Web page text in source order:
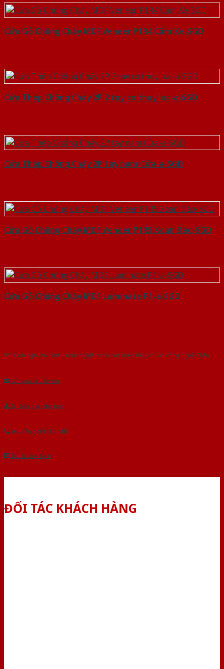
Cửa Gỗ Chống Cháy MDF Veneer P1R4 Căm Xe-SGD
Cửa Thép Chống Cháy 2P 2 tay co thuy luc-a-SGD
Cửa Thép Chống Cháy 2P tay nam Cửa-a-SGD
Cửa Gỗ Chống Cháy MDF Veneer P1R5 Xoan Đào-SGD
Cửa Gỗ Chống Cháy MDF Laminate P1-a-SGD
Với kinh nghiệm nhiêu năm nghiên cứu cửa theo tiêu chuẩn công nghệ Châu
Gửi yêu cầu tư vấn
Tải báo giá tổng hợp
Yêu cầu gọi lại (3 phút)
Dành cho đại lý
ĐỐI TÁC KHÁCH HÀNG